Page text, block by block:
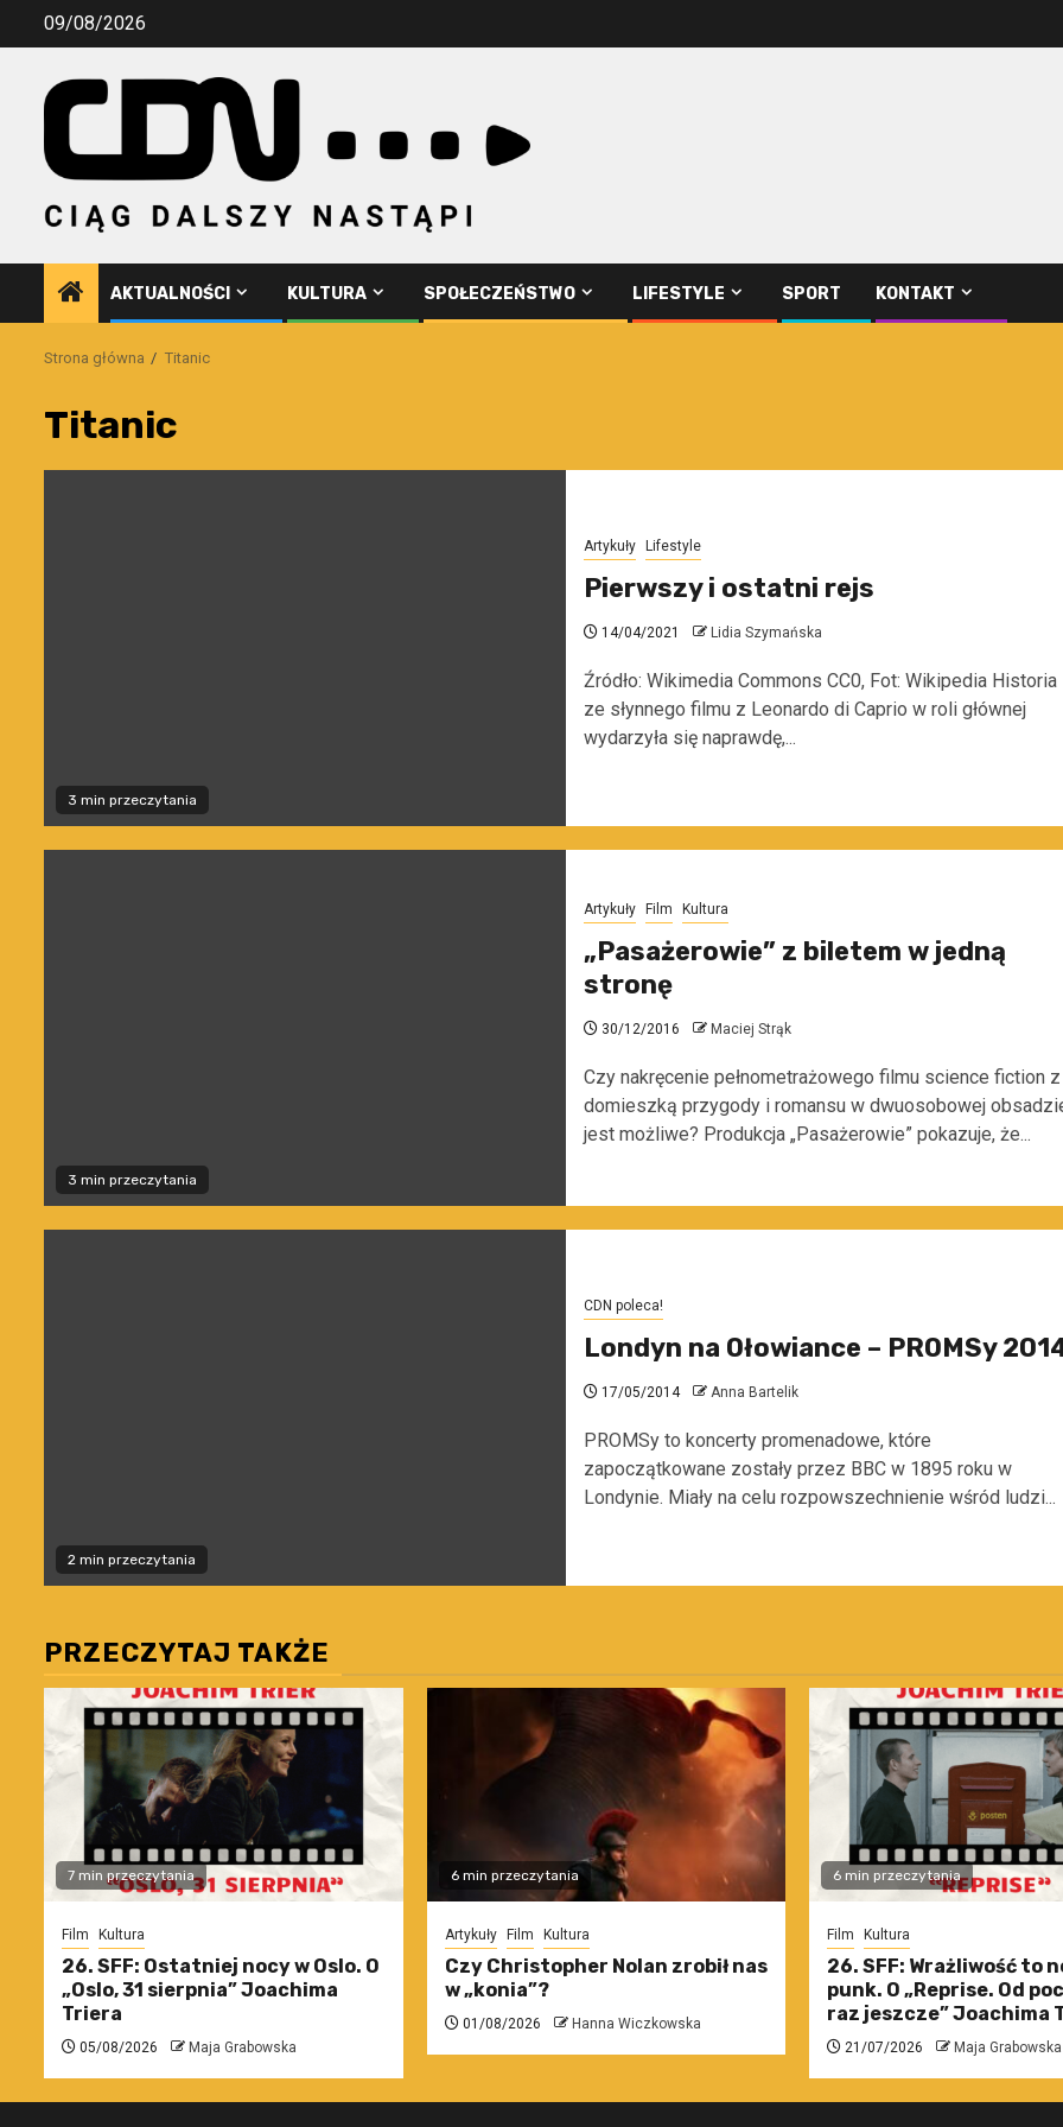
Przejdź09/08/2026
AKTUALNOŚCI KULTURA SPOŁECZEŃSTWO LIFESTYLE SPORT KONTAKT
Strona główna Titanic
Titanic
3 min przeczytania
Artykuły Lifestyle
Pierwszy i ostatni rejs
14/04/2021 Lidia Szymańska
Źródło: Wikimedia Commons CC0, Fot: Wikipedia Historia
ze słynnego filmu z Leonardo di Caprio w roli głównej
wydarzyła się naprawdę,...
3 min przeczytania
Artykuły Film Kultura
„Pasażerowie” z biletem w jedną
stronę
30/12/2016 Maciej Strąk
Czy nakręcenie pełnometrażowego filmu science fiction z
domieszką przygody i romansu w dwuosobowej
jest możliwe? Produkcja „Pasażerowie” pokazuje, że...
2 min przeczytania
CDN poleca!
Londyn na Ołowiance – PROMSy
17/05/2014 Anna Bartelik
PROMSy to koncerty promenadowe, które
zapoczątkowane zostały przez BBC w 1895 roku w
Londynie. Miały na celu rozpowszechnienie wśród ludzi...
PRZECZYTAJ TAKŻE
7 min przeczytania
Film Kultura
26. SFF: Ostatniej nocy w Oslo. O
„Oslo, 31 sierpnia” Joachima
Triera
05/08/2026 Maja Grabowska
6 min przeczytania
Artykuły Film Kultura
Czy Christopher Nolan zrobił nas
w „konia”?
01/08/2026 Hanna Wiczkowska
6 min przeczytania
Film Kultura
26. SFF: Wrażliwość to
punk. O „Reprise. Od
raz jeszcze” Joachima
21/07/2026 Maja Grabowska